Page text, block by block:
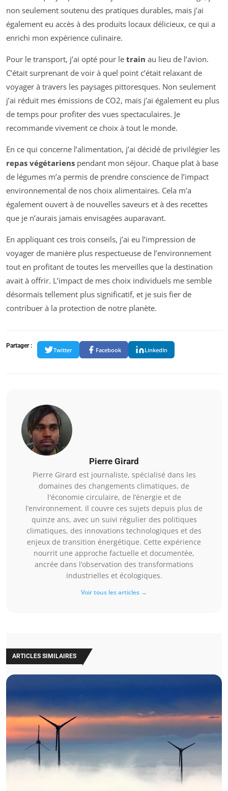
non seulement soutenu des pratiques durables, mais j’ai
également eu accès à des produits locaux délicieux, ce qui a
enrichi mon expérience culinaire.
Pour le transport, j’ai opté pour le train au lieu de l’avion.
C’était surprenant de voir à quel point c’était relaxant de
voyager à travers les paysages pittoresques. Non seulement
j’ai réduit mes émissions de CO2, mais j’ai également eu plus
de temps pour profiter des vues spectaculaires. Je
recommande vivement ce choix à tout le monde.
En ce qui concerne l’alimentation, j’ai décidé de privilégier les
repas végétariens pendant mon séjour. Chaque plat à base
de légumes m’a permis de prendre conscience de l’impact
environnemental de nos choix alimentaires. Cela m’a
également ouvert à de nouvelles saveurs et à des recettes
que je n’aurais jamais envisagées auparavant.
En appliquant ces trois conseils, j’ai eu l’impression de
voyager de manière plus respectueuse de l’environnement
tout en profitant de toutes les merveilles que la destination
avait à offrir. L’impact de mes choix individuels me semble
désormais tellement plus significatif, et je suis fier de
contribuer à la protection de notre planète.
Partager :
Twitter Facebook LinkedIn
Pierre Girard
Pierre Girard est journaliste, spécialisé dans les
domaines des changements climatiques, de
l'économie circulaire, de l’énergie et de
l’environnement. Il couvre ces sujets depuis plus de
quinze ans, avec un suivi régulier des politiques
climatiques, des innovations technologiques et des
enjeux de transition énergétique. Cette expérience
nourrit une approche factuelle et documentée,
ancrée dans l’observation des transformations
industrielles et écologiques.
Voir tous les articles →
ARTICLES SIMILAIRES